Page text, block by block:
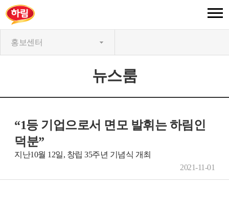
홍보센터
뉴스룸
“1등 기업으로서 면모 발휘는 하림인
덕분”
지난10월 12일, 창립 35주년 기념식 개최
2021-11-01